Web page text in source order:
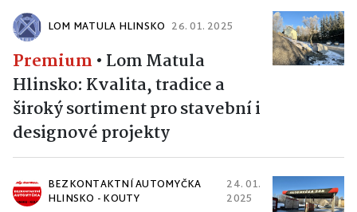
LOM MATULA HLINSKO 26. 01. 2025
Premium • Lom Matula
Hlinsko: Kvalita, tradice a
široký sortiment pro stavební i
designové projekty
BEZKONTAKTNÍ AUTOMYČKA
HLINSKO - KOUTY
24. 01.
2025